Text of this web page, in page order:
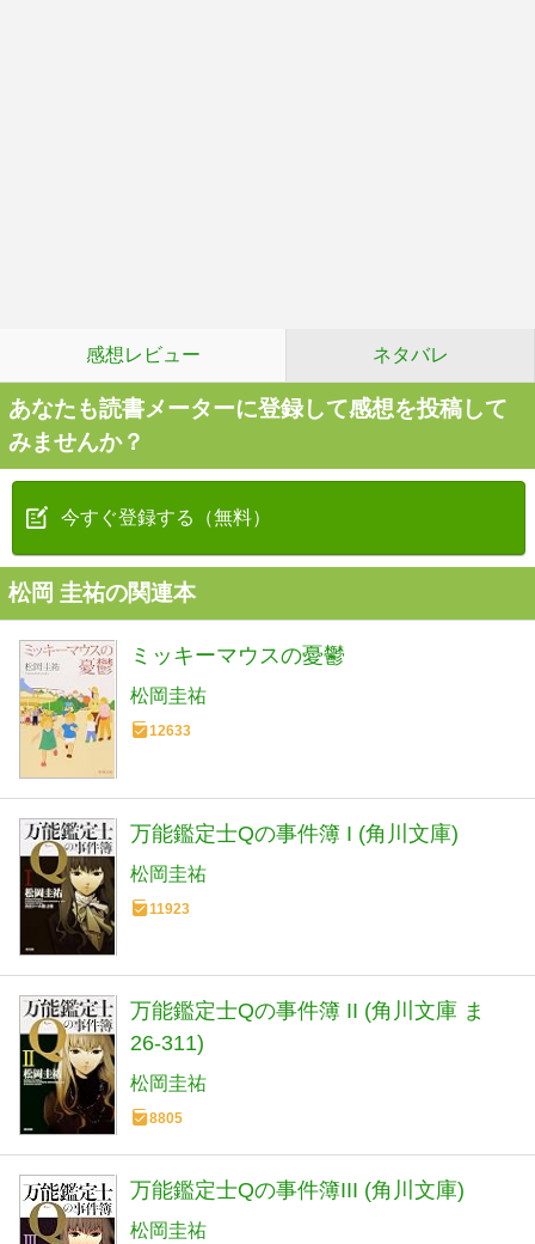
感想レビュー ネタバレ
あなたも読書メーターに登録して感想を投稿して
みませんか？
今すぐ登録する（無料）
松岡 圭祐の関連本
ミッキーマウスの憂鬱
松岡圭祐
12633
万能鑑定士Qの事件簿 I (角川文庫)
松岡圭祐
11923
万能鑑定士Qの事件簿 II (角川文庫 ま
26-311)
松岡圭祐
8805
万能鑑定士Qの事件簿III (角川文庫)
松岡圭祐